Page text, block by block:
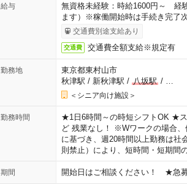
給与
無資格未経験：時給1600円～ 経
ます）※稼働開始時は手続き完了
交通費別途支給あり
交通費 交通費全額支給※規定有
勤務地
東京都東村山市
秋津駅 / 新秋津駅 / 八坂駅/
＜シニア向け施設＞
勤務時間
★1日6時間～の時短シフトOK ★
ど 残業なし！ ※Wワークの場合
に基づき、週20時間以上勤務は
則禁止）により、短時間・短期間
期間 開始日はご相談ください！ ★急